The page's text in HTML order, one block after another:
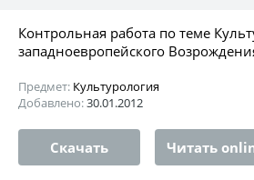
Контрольная работа по теме
западноевропейского
Предмет: Культурология
Добавлено:30.01.2012
Скачать Читать